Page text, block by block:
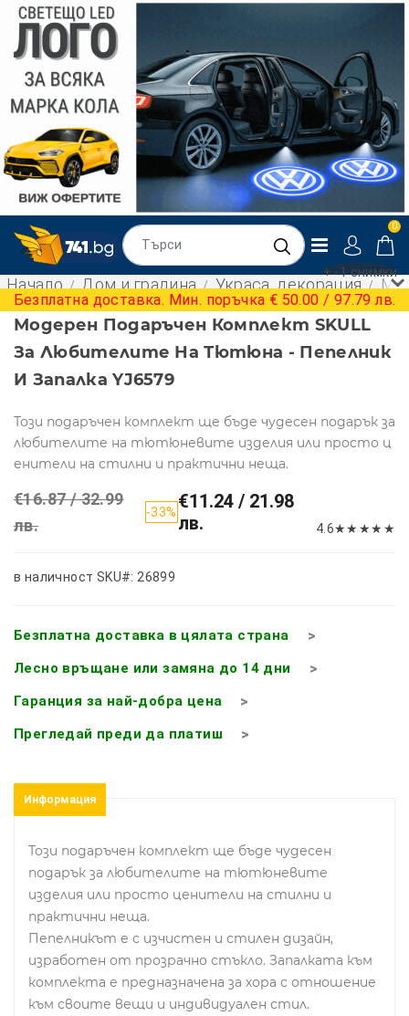
0
Начало Дом и градина Украса, декорация
+ -1 снимки
Безплатна доставка. Мин. поръчка € 50.00 / 97.79 лв.
Модерен Подаръчен Комплект SKULL
За Любителите На Тютюна - Пепелник
И Запалка YJ6579
Този подаръчен комплект ще бъде чудесен подарък за
любителите на тютюневите изделия или просто ц
енители на стилни и практични неща.
€16.87 / 32.99
лв.
-33%€11.24 / 21.98
лв.
4.6★★ ★★ ★
в наличност SKU#: 26899
Безплатна доставка в цялата страна
Лесно връщане или замяна до 14 дни
Гаранция за най-добра цена
Прегледай преди да платиш
Информация
Този подаръчен комплект ще бъде чудесен
подарък за любителите на тютюневите
изделия или просто ценители на стилни и
практични неща.
Пепелникът е с изчистен и стилен дизайн,
изработен от прозрачно стъкло. Запалката към
комплекта е предназначена за хора с отношение
към своите вещи и индивидуален стил.